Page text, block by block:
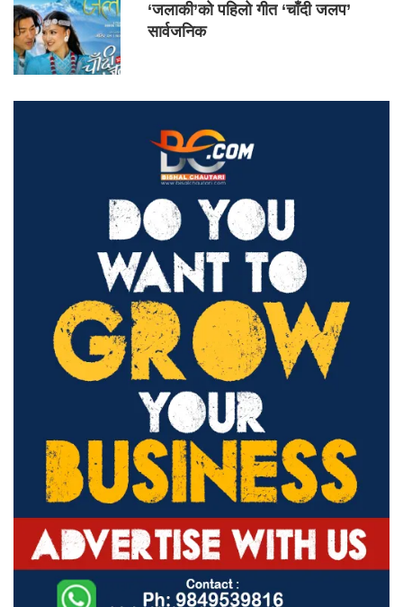
‘जलाकी’को पहिलो गीत ‘चाँदी जलप’
सार्वजनिक